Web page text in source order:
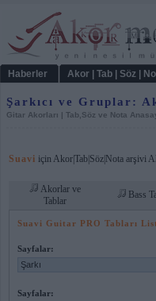
Haberler Akor | Tab | Söz |
Şarkıcı ve Gruplar:
Gitar Akorları | Tab,Söz ve Nota
Suavi için Akor|Tab|Söz|Nota arşivi
Akorlar ve
Tablar
Bass
Suavi Guitar PRO Tabları
Sayfalar:
Şarkı
Sayfalar: